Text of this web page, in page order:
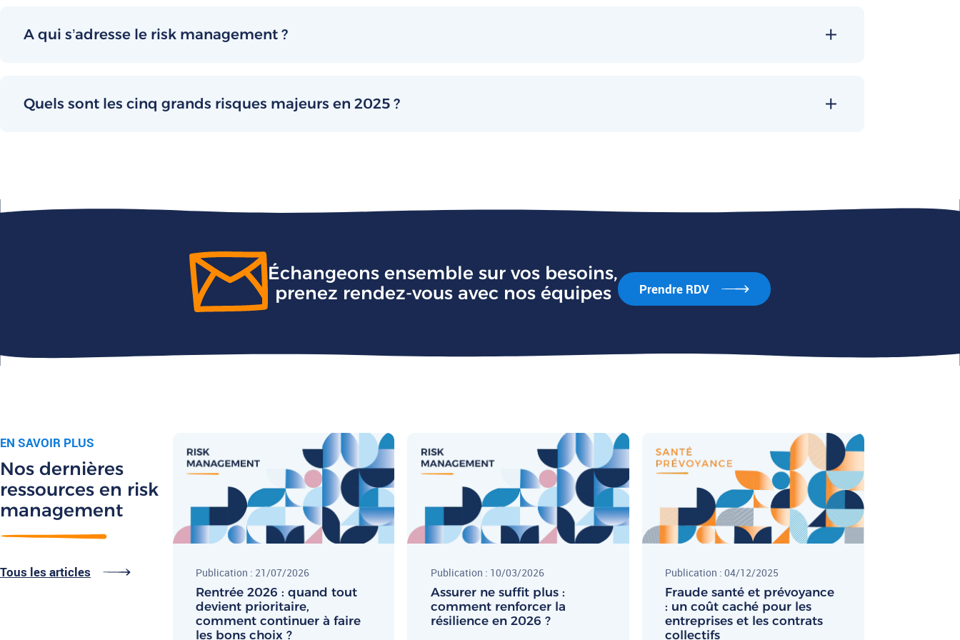
A qui s’adresse le risk management ?
Quels sont les cinq grands risques majeurs en 2025 ?
Échangeons ensemble sur vos besoins,
prenez rendez-vous avec nos équipes
Prendre RDV
EN SAVOIR PLUS
Nos dernières
ressources en risk
management
Tous les articles Publication : 21/07/2026
Rentrée 2026 : quand tout
devient prioritaire,
comment continuer à faire
les bons choix ?
Publication : 10/03/2026
Assurer ne suffit plus :
comment renforcer la
résilience en 2026 ?
Publication : 04/12/2025
Fraude santé et prévoyance
: un coût caché pour les
entreprises et les contrats
collectifs